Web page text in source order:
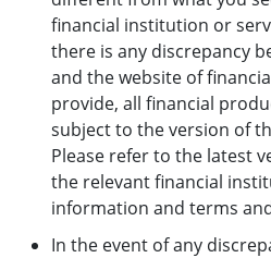
financial institution or
there is any discrepancy
and the website of
provide, all financial
subject to the version of
Please refer to the latest
the relevant financial
information and terms
In the event of any